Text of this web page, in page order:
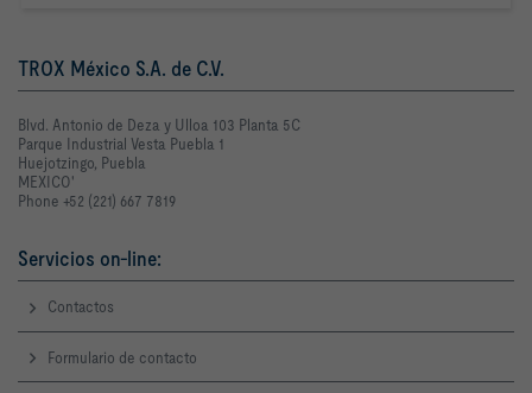
TROX México S.A. de C.V.
Blvd. Antonio de Deza y Ulloa 103 Planta 5C
Parque Industrial Vesta Puebla 1
Huejotzingo, Puebla
MEXICO'
Phone +52 (221) 667 7819
Servicios on-line:
Contactos
Formulario de contacto